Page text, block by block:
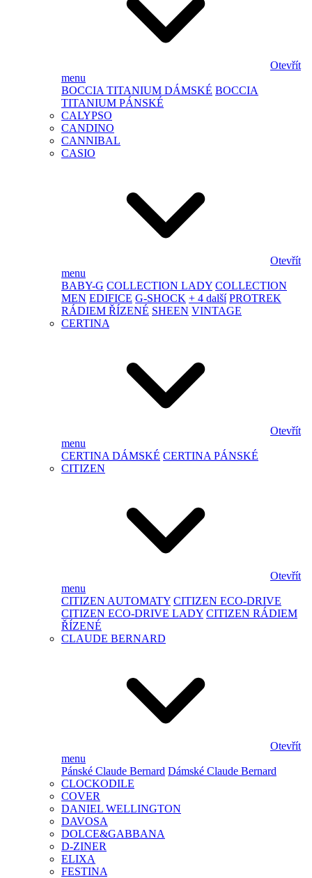
Otevřít
menu
BOCCIA TITANIUM DÁMSKÉ BOCCIA
TITANIUM PÁNSKÉ
CALYPSO
CANDINO
CANNIBAL
CASIO
Otevřít
menu
BABY-G COLLECTION LADY COLLECTION
MEN EDIFICE G-SHOCK + 4 další PROTREK
RÁDIEM ŘÍZENÉ SHEEN VINTAGE
CERTINA
Otevřít
menu
CERTINA DÁMSKÉ CERTINA PÁNSKÉ
CITIZEN
Otevřít
menu
CITIZEN AUTOMATY CITIZEN ECO-DRIVE
CITIZEN ECO-DRIVE LADY CITIZEN RÁDIEM
ŘÍZENÉ
CLAUDE BERNARD
Otevřít
menu
Pánské Claude Bernard Dámské Claude Bernard
CLOCKODILE
COVER
DANIEL WELLINGTON
DAVOSA
DOLCE&GABBANA
D-ZINER
ELIXA
FESTINA